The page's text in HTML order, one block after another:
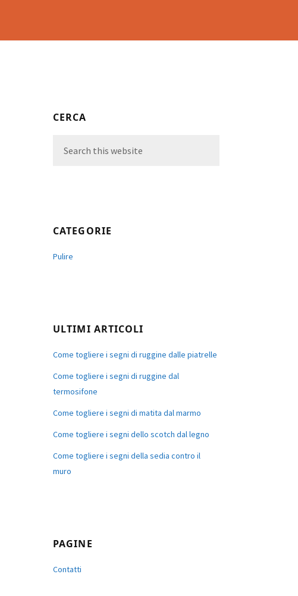
Primary
CERCA
this
CATEGORIE
Pulire
ULTIMI ARTICOLI
Come togliere i segni di ruggine dalle piatrelle
Come togliere i segni di ruggine dal
termosifone
Come togliere i segni di matita dal marmo
Come togliere i segni dello scotch dal legno
Come togliere i segni della sedia contro il
muro
PAGINE
Contatti